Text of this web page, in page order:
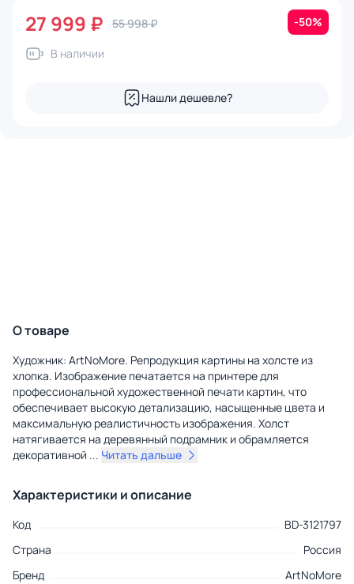
27 999 ₽ 55 998 ₽ -50%
В наличии
Нашли дешевле?
О товаре
Художник: ArtNoMore. Репродукция картины на холсте из
хлопка. Изображение печатается на принтере для
профессиональной художественной печати картин, что
обеспечивает высокую детализацию, насыщенные цвета и
максимальную реалистичность изображения. Холст
натягивается на деревянный подрамник и обрамляется
декоративной ... Читать дальше
Характеристики и описание
Код
BD-3121797
Страна
Россия
Бренд
ArtNoMore